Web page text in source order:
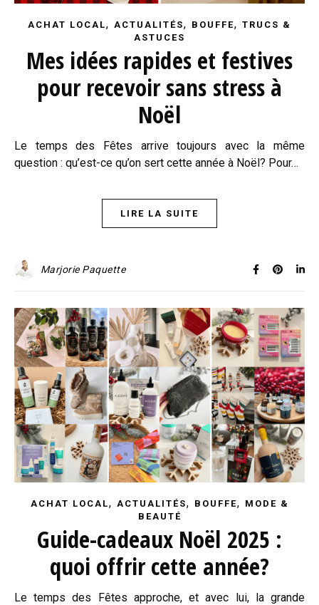
ACHAT LOCAL, ACTUALITÉS, BOUFFE, TRUCS &
ASTUCES
Mes idées rapides et festives
pour recevoir sans stress à
Noël
Le temps des Fêtes arrive toujours avec la même
question : qu’est-ce qu’on sert cette année à Noël? Pour…
LIRE LA SUITE
Marjorie Paquette
ACHAT LOCAL, ACTUALITÉS, BOUFFE, MODE &
BEAUTÉ
Guide-cadeaux Noël 2025 :
quoi offrir cette année?
Le temps des Fêtes approche, et avec lui, la grande